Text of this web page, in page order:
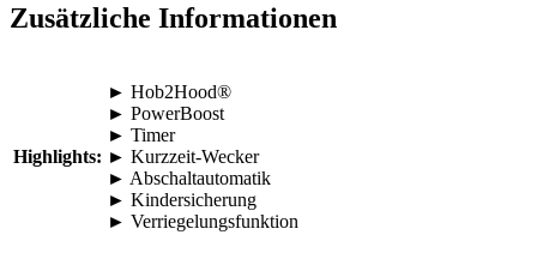
Zusätzliche Informationen
Highlights:
► Hob2Hood®
► PowerBoost
► Timer
► Kurzzeit-Wecker
► Abschaltautomatik
► Kindersicherung
► Verriegelungsfunktion